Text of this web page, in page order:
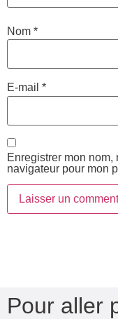
Nom *
E-mail *
Enregistrer mon
navigateur pour mon
Pour aller